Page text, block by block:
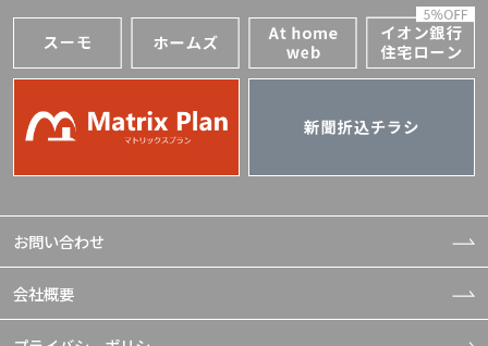
お問い合わせ
会社概要